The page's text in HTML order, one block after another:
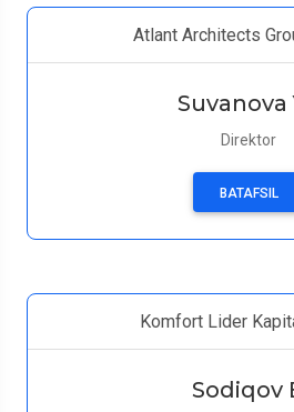
Atlant Architects
Suvanova
Direktor
BATAFSIL
Komfort Lider
Sodiqov